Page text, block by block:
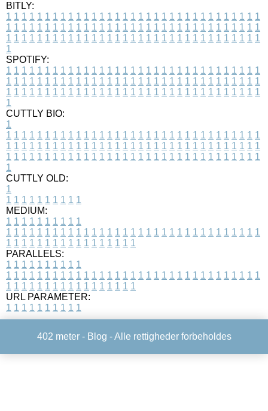
BITLY:
1 1 1 1 1 1 1 1 1 1 1 1 1 1 1 1 1 1 1 1 1 1 1 1 1 1 1 1 1 1 1 1 1
1 1 1 1 1 1 1 1 1 1 1 1 1 1 1 1 1 1 1 1 1 1 1 1 1 1 1 1 1 1 1 1 1
1 1 1 1 1 1 1 1 1 1 1 1 1 1 1 1 1 1 1 1 1 1 1 1 1 1 1 1 1 1 1 1 1
1
SPOTIFY:
1 1 1 1 1 1 1 1 1 1 1 1 1 1 1 1 1 1 1 1 1 1 1 1 1 1 1 1 1 1 1 1 1
1 1 1 1 1 1 1 1 1 1 1 1 1 1 1 1 1 1 1 1 1 1 1 1 1 1 1 1 1 1 1 1 1
1 1 1 1 1 1 1 1 1 1 1 1 1 1 1 1 1 1 1 1 1 1 1 1 1 1 1 1 1 1 1 1 1
1
CUTTLY BIO:
1
1 1 1 1 1 1 1 1 1 1 1 1 1 1 1 1 1 1 1 1 1 1 1 1 1 1 1 1 1 1 1 1 1
1 1 1 1 1 1 1 1 1 1 1 1 1 1 1 1 1 1 1 1 1 1 1 1 1 1 1 1 1 1 1 1 1
1 1 1 1 1 1 1 1 1 1 1 1 1 1 1 1 1 1 1 1 1 1 1 1 1 1 1 1 1 1 1 1 1
1
CUTTLY OLD:
1
1 1 1 1 1 1 1 1 1 1
MEDIUM:
1 1 1 1 1 1 1 1 1 1
1 1 1 1 1 1 1 1 1 1 1 1 1 1 1 1 1 1 1 1 1 1 1 1 1 1 1 1 1 1 1 1 1
1 1 1 1 1 1 1 1 1 1 1 1 1 1 1 1 1
PARALLELS:
1 1 1 1 1 1 1 1 1 1
1 1 1 1 1 1 1 1 1 1 1 1 1 1 1 1 1 1 1 1 1 1 1 1 1 1 1 1 1 1 1 1 1
1 1 1 1 1 1 1 1 1 1 1 1 1 1 1 1 1
URL PARAMETER:
1 1 1 1 1 1 1 1 1 1
402 meter - Blog - Alle rettigheder forbeholdes